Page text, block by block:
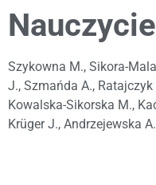
Szykowna M., Sikora-
J., Szmańda A.,
Kowalska-Sikorska M.,
Krüger J., Andrzejewska